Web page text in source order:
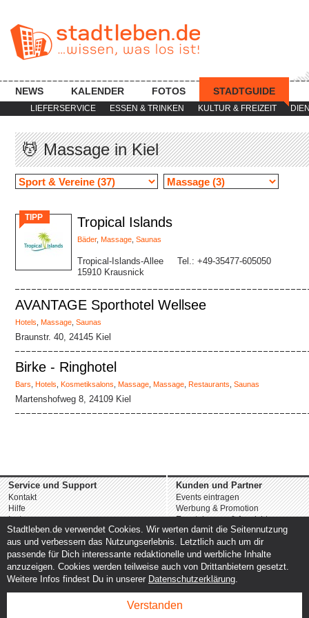
LIEFERSERVICE ESSEN & TRINKEN KULTUR & FREIZEIT
NEWS KALENDER FOTOS STADTGUIDE
💆 Massage in Kiel
TIPP Tropical Islands
Bäder, Massage Saunas
Tropical-Islands-Allee
15910 Krausnick
Tel.: +49-35477-605050
AVANTAGE Sporthotel Wellsee
Hotels Massage Saunas
Braunstr. 40, 24145 Kiel
Birke - Ringhotel
Bars Hotels Kosmetiksalons Massage Massage Restaurants Saunas
Martenshofweg 8, 24109 Kiel
Service und Support
Kontakt
Hilfe
Instagram
Facebook
Kunden und Partner
Events eintragen
Werbung & Promotion
Eventplanung & Ausrichtung
Dienstleistungen
Stadtleben.de verwendet Cookies. Wir werten damit die Seitennutzung
aus und verbessern das Nutzungserlebnis. Letztlich auch um dir
passende für Dich interessante redaktionelle und werbliche Inhalte
anzuzeigen. Cookies werden teilweise auch von Drittanbietern gesetzt.
Weitere Infos findest Du in unserer Datenschutzerklärung.
Verstanden